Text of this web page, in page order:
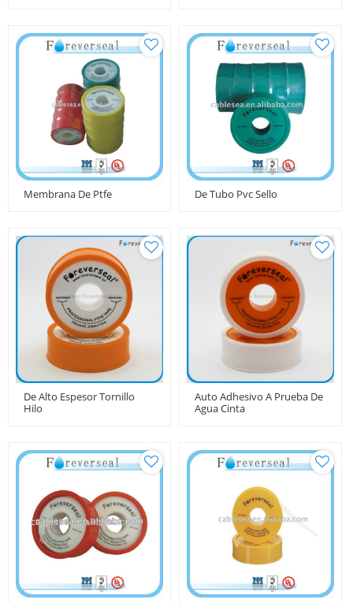
Membrana De Ptfe De Tubo Pvc Sello
De Alto Espesor Tornillo
Hilo
Auto Adhesivo A Prueba De
Agua Cinta